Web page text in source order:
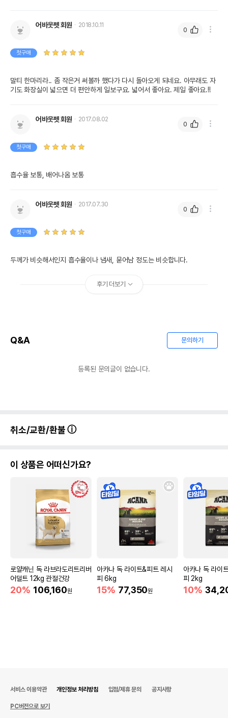
어바웃펫 회원 2018.10.11
첫구매
말티 한마리라.. 좀 작은거 써볼까 했다가 다시 돌아오게 되네요. 아무래도 자
기도 화장실이 넓으면 더 편안하게 일보구요. 넓어서 좋아요. 제일 좋아요.!!
0
어바웃펫 회원 2017.08.02
첫구매
흡수율 보통, 배어나옴 보통
0
어바웃펫 회원 2017.07.30
첫구매
두께가 비슷해서인지 흡수율이나 냄새, 묻어남 정도는 비슷합니다.
0
후기 더보기
Q&A 문의하기
등록된 문의글이 없습니다.
취소/교환/환불
이 상품은 어떠신가요?
로얄캐닌 독 라브라도리트리버
어덜트 12kg 관절건강
20% 106,160원
아카나 독 라이트&피트 레시
피 6kg
15% 77,350원
아카나 독 라이
피 2kg
10%
서비스 이용약관 개인정보 처리방침 입점/제휴 문의 공지사항
PC버전으로 보기